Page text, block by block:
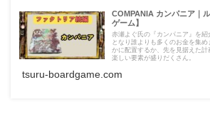
COMPANIA カンパニア｜
ゲーム】
赤瀬よぐ氏の『カンパニア』を
となり誰よりも多くのお金を集
かに配置するか、先を見据えた
楽しい要素が盛りだくさん。
tsuru-boardgame.com